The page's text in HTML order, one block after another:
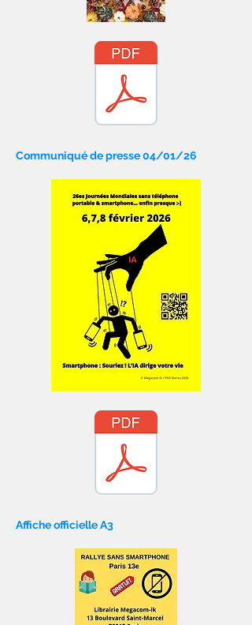
Communiqué de presse 04/01/26
Affiche officielle A3